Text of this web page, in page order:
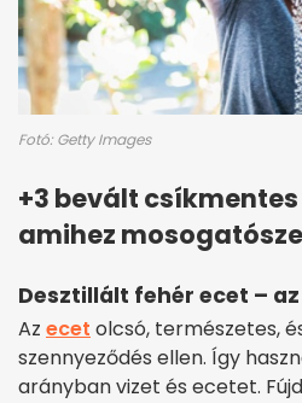
Fotó: Getty Images
+3 bevált
amihez
Desztillált fehér ecet –
Az ecet olcsó, természetes,
szennyeződés ellen. Így
arányban vizet és ecetet.